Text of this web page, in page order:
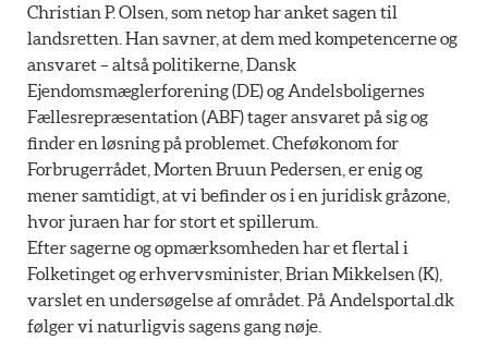
Christian P. Olsen, som netop har anket sagen til
landsretten. Han savner, at dem med kompetencerne og
ansvaret – altså politikerne, Dansk
Ejendomsmæglerforening (DE) og Andelsboligernes
Fællesrepræsentation (ABF) tager ansvaret på sig og
finder en løsning på problemet. Cheføkonom for
Forbrugerrådet, Morten Bruun Pedersen, er enig og
mener samtidigt, at vi befinder os i en juridisk gråzone,
hvor juraen har for stort et spillerum.
Efter sagerne og opmærksomheden har et flertal i
Folketinget og erhvervsminister, Brian Mikkelsen (K),
varslet en undersøgelse af området. På Andelsportal.dk
følger vi naturligvis sagens gang nøje.